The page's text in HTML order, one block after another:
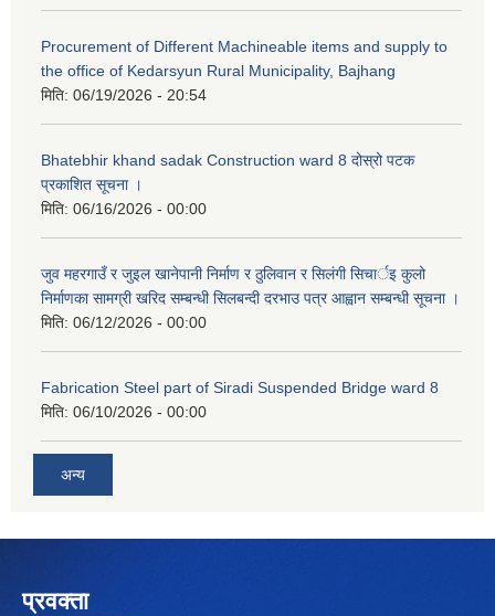
Procurement of Different Machineable items and supply to
the office of Kedarsyun Rural Municipality, Bajhang
मिति: 06/19/2026 - 20:54
Bhatebhir khand sadak Construction ward 8 दोस्रो पटक
प्रकाशित सूचना ।
मिति: 06/16/2026 - 00:00
जुव महरगाउँ र जुइल खानेपानी निर्माण र ठुलिवान र सिलंगी सिचार्इ कुलो
निर्माणका सामग्री खरिद सम्बन्धी सिलबन्दी दरभाउ पत्र आह्वान सम्बन्धी सूचना ।
मिति: 06/12/2026 - 00:00
Fabrication Steel part of Siradi Suspended Bridge ward 8
मिति: 06/10/2026 - 00:00
अन्य
प्रवक्ता